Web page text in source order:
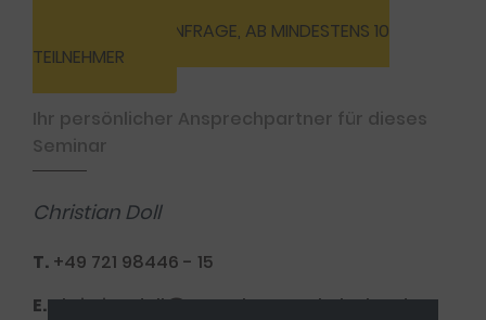
INHOUSE-ANFRAGE, AB MINDESTENS 10
TEILNEHMER
Ihr persönlicher Ansprechpartner für dieses
Seminar
Christian Doll
T. +49 721 98446 - 15
E.christian.doll@verwaltungsschule-bw.de